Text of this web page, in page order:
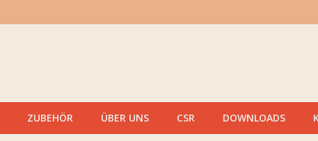
ZUBEHÖR ÜBER UNS CSR DOWNLOADS